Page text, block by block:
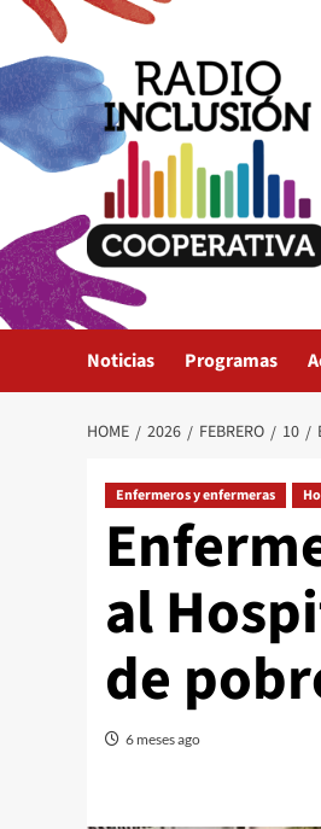
Skip
content
Noticias Programas
HOME 2026 FEBRERO 10
Enfermeros y enfermeras
al
de
6 meses ago